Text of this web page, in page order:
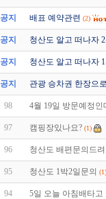
공지 배표 예약관련 (2)
공지 청산도 알고 떠나자
공지 청산도 알고 떠나자
공지 관광 승차권 한장으
98 4월 19일 방문예정
97 캠핑장있나요? (1)
96 청산도 배편문의드
95 청산도 1박2일문의 (1)
94 5일 오늘 아침배타고